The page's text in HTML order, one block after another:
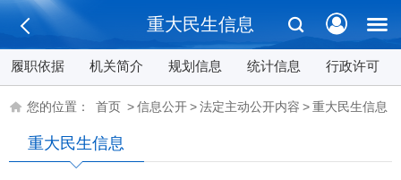
重大民生信息
履职依据 机关简介 规划信息 统计信息 行政许可
您的位置： 首页 >信息公开>法定主动公开内容 >重大民生信息
重大民生信息